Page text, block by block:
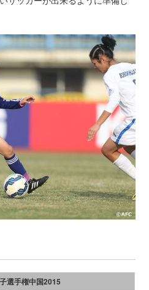
選手権中国2015